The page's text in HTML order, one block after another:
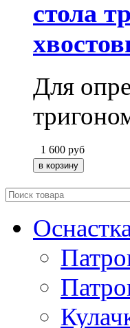
стола
Для
1 600 руб